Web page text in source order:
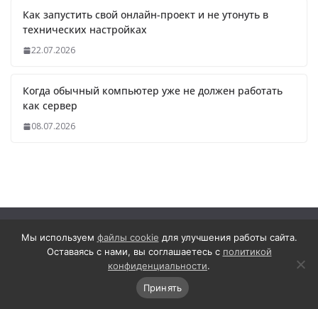
Как запустить свой онлайн-проект и не утонуть в
технических настройках
22.07.2026
Когда обычный компьютер уже не должен работать
как сервер
08.07.2026
САЙТ И ПРАВИЛА
Пользовательское соглашение
Отказ от ответственности
Мы используем файлы cookie для улучшения работы сайта.
Оставаясь с нами, вы соглашаетесь с политикой
конфиденциальности.
Принять